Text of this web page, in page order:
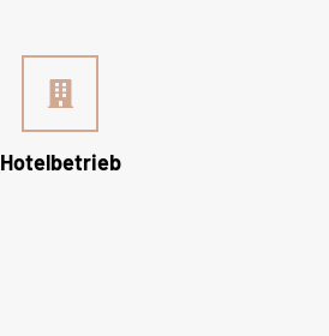
Hotelbetrieb